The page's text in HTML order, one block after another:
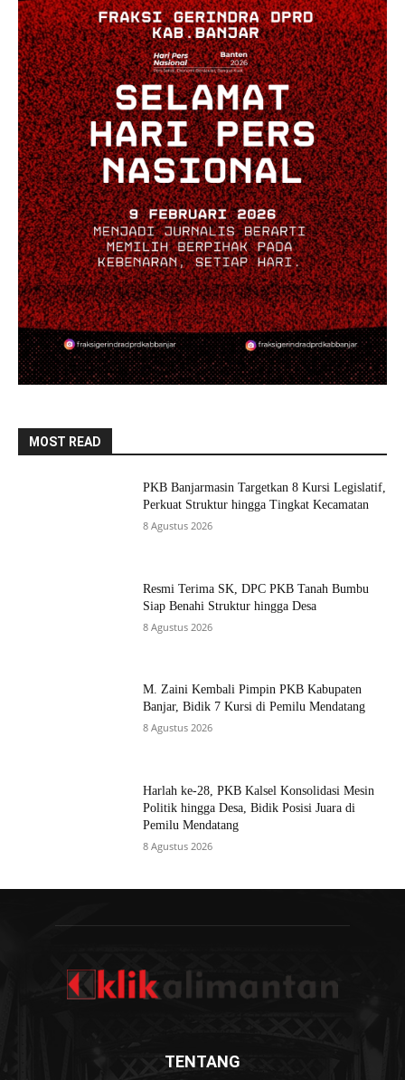
MOST READ
PKB Banjarmasin Targetkan 8 Kursi Legislatif,
Perkuat Struktur hingga Tingkat Kecamatan
8 Agustus 2026
Resmi Terima SK, DPC PKB Tanah Bumbu
Siap Benahi Struktur hingga Desa
8 Agustus 2026
M. Zaini Kembali Pimpin PKB Kabupaten
Banjar, Bidik 7 Kursi di Pemilu Mendatang
8 Agustus 2026
Harlah ke-28, PKB Kalsel Konsolidasi Mesin
Politik hingga Desa, Bidik Posisi Juara di
Pemilu Mendatang
8 Agustus 2026
TENTANG